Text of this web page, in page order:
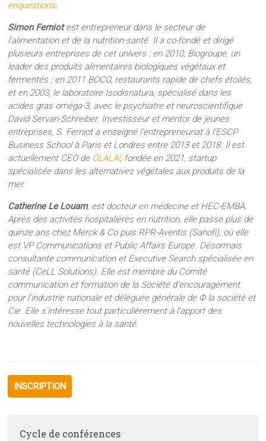
enquestions.
Simon Ferniotest entrepreneur dans le secteur de
l’alimentation et de la nutrition-santé. Il a co-fondé et dirigé
plusieurs entreprises de cet univers : en 2010, Biogroupe, un
leader des produits alimentaires biologiques végétaux et
fermentés ; en 2011 BOCO, restaurants rapide de chefs étoilés,
et en 2003, le laboratoire Isodisnatura, spécialisé dans les
acides gras oméga-3, avec le psychiatre et neuroscientifique
David Servan-Schreiber. Investisseur et mentor de jeunes
entreprises, S. Ferniot a enseigné l’entrepreneuriat à l’ESCP
Business School à Paris et Londres entre 2013 et 2018. Il est
actuellement CEO de OLALA!, fondée en 2021, startup
spécialisée dans les alternatives végétales aux produits de la
mer.
Catherine Le Louarn, est docteur en médecine et HEC-EMBA.
Après des activités hospitalières en nutrition, elle passe plus de
quinze ans chez Merck & Co puis RPR-Aventis (Sanofi), où elle
est VP Communications et Public Affairs Europe. Désormais
consultante communication et Executive Search spécialisée en
santé (CeLL Solutions). Elle est membre du Comité
communication et formation de la Société d’encouragement
pour l’industrie nationale et déléguée générale de Ф la société et
Cie. Elle s’intéresse tout particulièrement à l’apport des
nouvelles technologies à la santé.
INSCRIPTION
Cycle de conférences